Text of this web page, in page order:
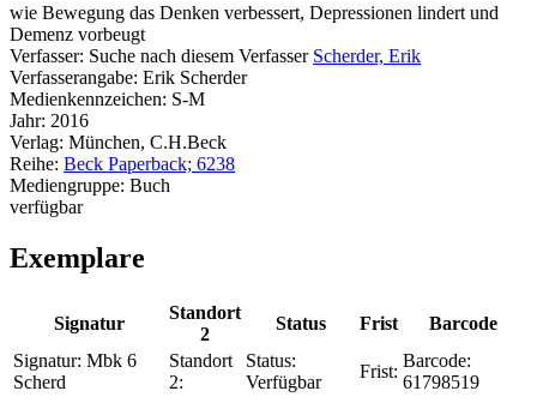
wie Bewegung das Denken verbessert, Depressionen lindert und
Demenz vorbeugt
Verfasser: Suche nach diesem Verfasser Scherder, Erik
Verfasserangabe: Erik Scherder
Medienkennzeichen: S-M
Jahr: 2016
Verlag: München, C.H.Beck
Reihe: Beck Paperback; 6238
Mediengruppe: Buch
verfügbar
Exemplare
Signatur
Standort
2
Status Frist
Barcode
Signatur: Mbk 6
Scherd
Standort
2:
Status:
Verfügbar
Frist:
Barcode:
61798519